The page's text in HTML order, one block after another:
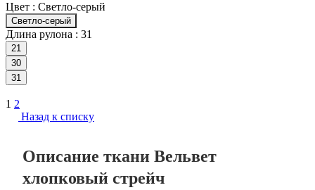
Цвет : Светло-серый
Светло-серый
Длина рулона : 31
21
30
31
1 2
Назад к списку
Описание ткани Вельвет
хлопковый стрейч